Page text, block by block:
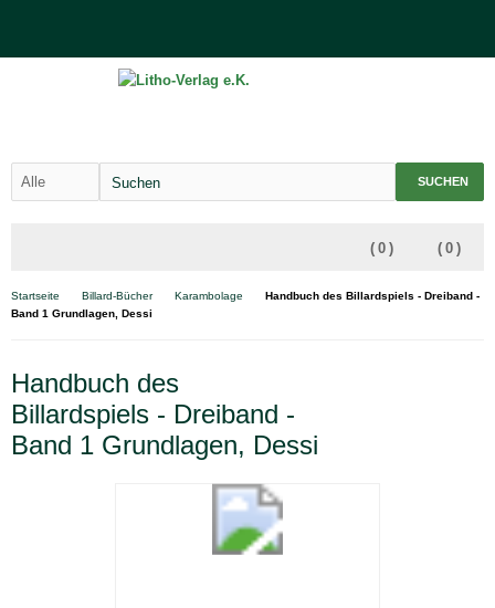
SUCHEN
( 0 )
( 0 )
Startseite Billard-Bücher Karambolage
Handbuch des Billardspiels - Dreiband -
Band 1 Grundlagen, Dessi
Handbuch des
Billardspiels - Dreiband -
Band 1 Grundlagen, Dessi